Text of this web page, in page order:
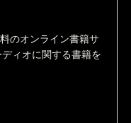
のオンライン書籍サ
ィオに関する書籍を